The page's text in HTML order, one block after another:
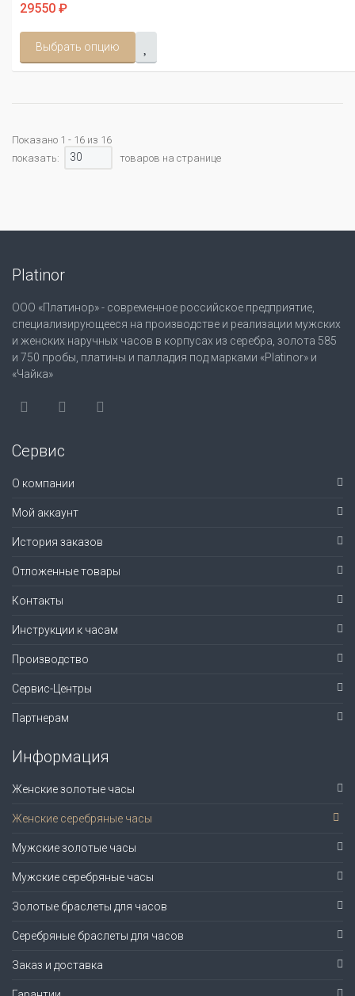
29550 ₽
Выбрать опцию
Показано 1 - 16 из 16
показать:
30 товаров на странице
Platinor
ООО «Платинор» - современное российское предприятие,
специализирующееся на производстве и реализации мужских
и женских наручных часов в корпусах из серебра, золота 585
и 750 пробы, платины и палладия под марками «Platinor» и
«Чайка»
Сервис
О компании
Мой аккаунт
История заказов
Отложенные товары
Контакты
Инструкции к часам
Производство
Сервис-Центры
Партнерам
Информация
Женские золотые часы
Женские серебряные часы
Мужские золотые часы
Мужские серебряные часы
Золотые браслеты для часов
Серебряные браслеты для часов
Заказ и доставка